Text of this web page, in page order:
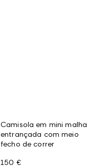
Camisola em mini malha
entrançada com meio
fecho de correr
150 €